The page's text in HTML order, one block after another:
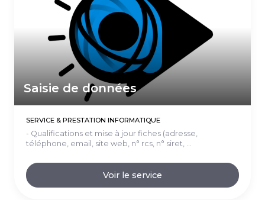
Saisie de données
SERVICE & PRESTATION INFORMATIQUE
- Qualifications et mise à jour fiches (adresse,
téléphone, email, site web, n° rcs, n° siret, ...
Voir le service